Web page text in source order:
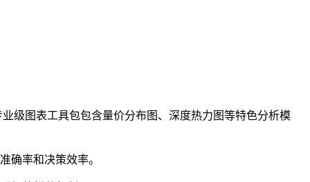
级图表工具包包含量价分布图、深度热力图等特色分析模
确率和决策效率。